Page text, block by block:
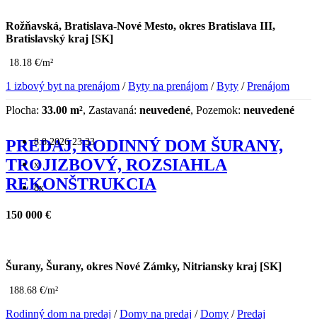
Rožňavská, Bratislava-Nové Mesto, okres Bratislava III,
Bratislavský kraj [SK]
18.18 €/m²
1 izbový byt na prenájom /Byty na prenájom /Byty /Prenájom
Plocha: 33.00 m², Zastavaná: neuvedené, Pozemok: neuvedené
8.8.2026 23:33
x
8x
PREDAJ, RODINNÝ DOM ŠURANY,
TROJIZBOVÝ, ROZSIAHLA
REKONŠTRUKCIA
150 000 €
Šurany, Šurany, okres Nové Zámky, Nitriansky kraj [SK]
188.68 €/m²
Rodinný dom na predaj /Domy na predaj /Domy /Predaj